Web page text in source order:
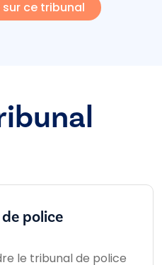
sur ce tribunal
police
le tribunal de police